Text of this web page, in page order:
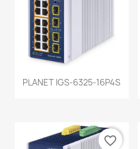
PLANET IGS-6325-16P4S
favorite_border